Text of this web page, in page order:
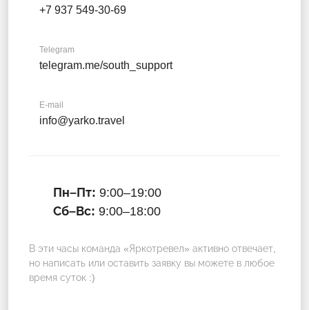
+7 937 549-30-69
Telegram
telegram.me/south_support
E-mail
info@yarko.travel
Пн–Пт: 9:00–19:00
Сб–Вс: 9:00–18:00
В эти часы команда «Яркотревел» активно отвечает,
но написать или оставить заявку вы можете в любое
время суток :)